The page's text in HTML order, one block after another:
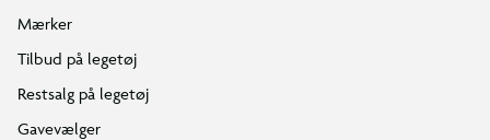
Mærker
Tilbud på legetøj
Restsalg på legetøj
Gavevælger